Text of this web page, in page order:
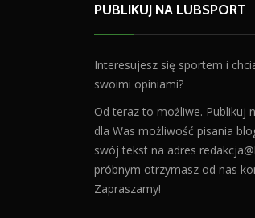
PUBLIKUJ NA LUBSPORT
Interesujesz się sportem i
swoimi opiniami?
Od teraz to możliwe. Publikuj
dla Was możliwość pisania
swój tekst na adres
próbnym otrzymasz od nas
Zapraszamy!